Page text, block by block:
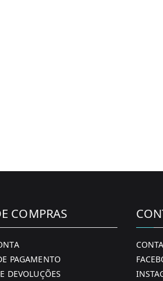
COMPRAS
PAGAMENTO
DEVOLUÇÕES